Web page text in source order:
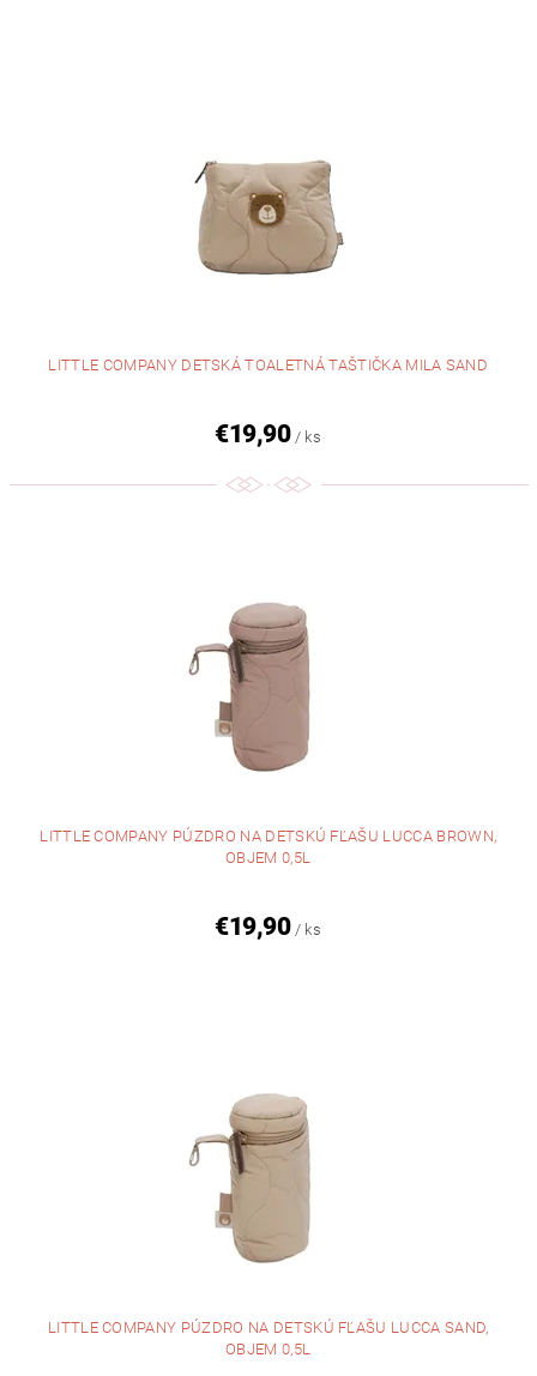
LITTLE COMPANY DETSKÁ TOALETNÁ TAŠTIČKA MILA SAND
€19,90 / ks
LITTLE COMPANY PÚZDRO NA DETSKÚ FĽAŠU LUCCA BROWN,
OBJEM 0,5L
€19,90 / ks
LITTLE COMPANY PÚZDRO NA DETSKÚ FĽAŠU LUCCA SAND,
OBJEM 0,5L